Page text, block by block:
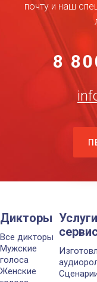
почту и наш
8
Дикторы
Все дикторы
Мужские
голоса
Женские